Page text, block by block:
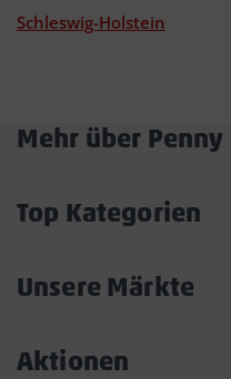
Schleswig-Holstein
Mehr über Penny
Top Kategorien
Unsere Märkte
Aktionen